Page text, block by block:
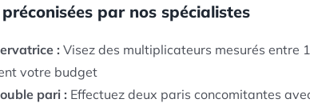
par nos spécialistes
: Visez des multiplicateurs mesurés entre
votre budget
pari : Effectuez deux paris concomitantes